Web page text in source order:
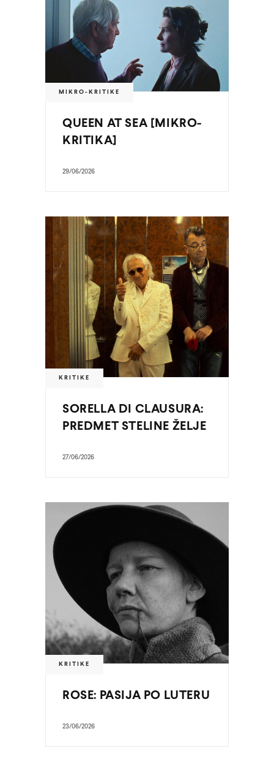
MIKRO-KRITIKE
QUEEN AT SEA [MIKRO-
KRITIKA]
29/06/2026
KRITIKE
SORELLA DI CLAUSURA:
PREDMET STELINE ŽELJE
27/06/2026
KRITIKE
ROSE: PASIJA PO LUTERU
23/06/2026